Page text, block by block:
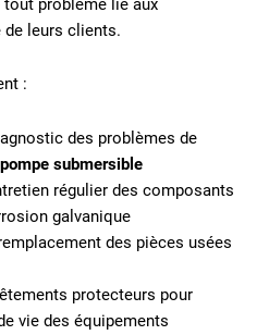
de leurs clients.
:
des problèmes de
pompe submersible
régulier des composants
galvanique
des pièces usées
protecteurs pour
vie des équipements